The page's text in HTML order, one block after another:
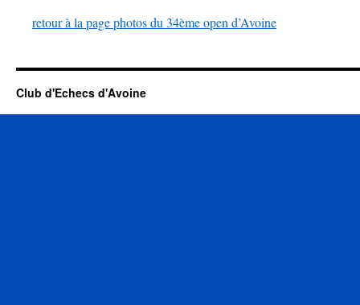
retour à la page photos du 34ème open d’Avoine
Club d'Echecs d'Avoine